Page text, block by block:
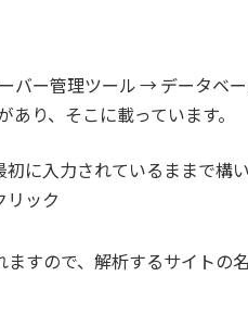
バー管理ツール → データベ
あり、そこに載っています。
に入力されているままで構い
リック
すので、解析するサイトの